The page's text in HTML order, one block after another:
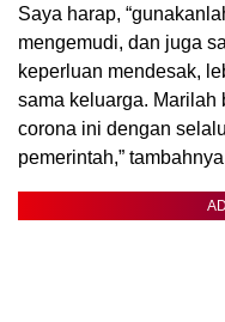
Saya harap,
mengemudi, dan juga
keperluan mendesak,
sama keluarga. Marilah
corona ini dengan
pemerintah,”